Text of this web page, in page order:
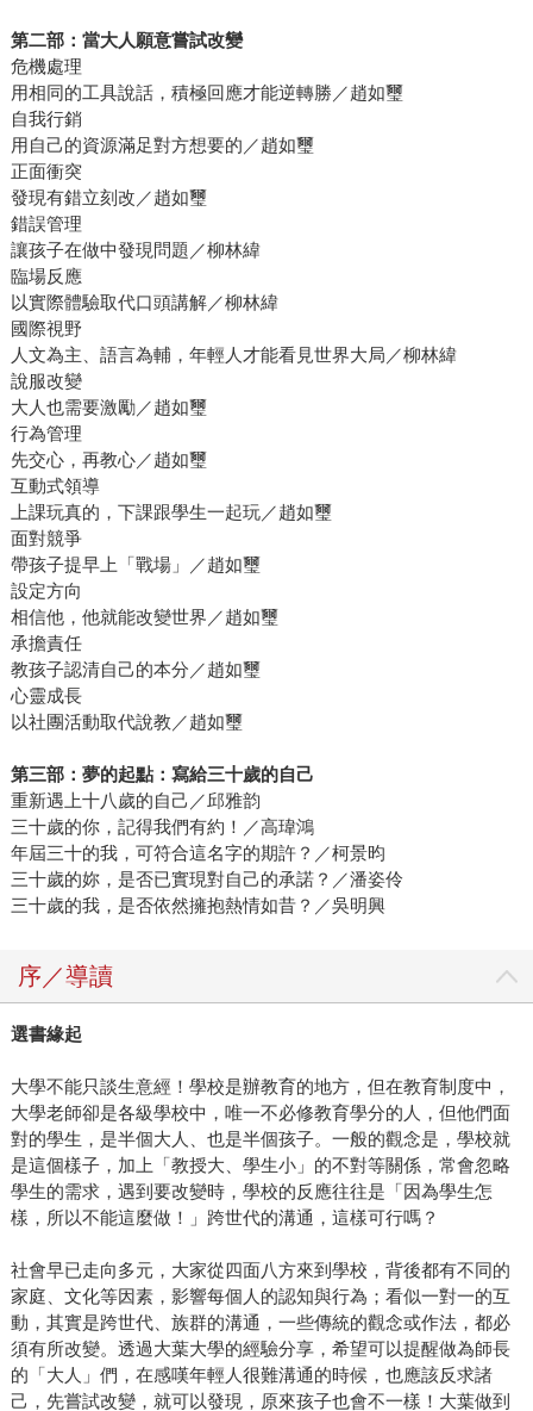
第二部：當大人願意嘗試改變
危機處理
用相同的工具說話，積極回應才能逆轉勝／趙如璽
自我行銷
用自己的資源滿足對方想要的／趙如璽
正面衝突
發現有錯立刻改／趙如璽
錯誤管理
讓孩子在做中發現問題／柳林緯
臨場反應
以實際體驗取代口頭講解／柳林緯
國際視野
人文為主、語言為輔，年輕人才能看見世界大局／柳林緯
說服改變
大人也需要激勵／趙如璽
行為管理
先交心，再教心／趙如璽
互動式領導
上課玩真的，下課跟學生一起玩／趙如璽
面對競爭
帶孩子提早上「戰場」／趙如璽
設定方向
相信他，他就能改變世界／趙如璽
承擔責任
教孩子認清自己的本分／趙如璽
心靈成長
以社團活動取代說教／趙如璽
第三部：夢的起點：寫給三十歲的自己
重新遇上十八歲的自己／邱雅韵
三十歲的你，記得我們有約！／高瑋鴻
年屆三十的我，可符合這名字的期許？／柯景昀
三十歲的妳，是否已實現對自己的承諾？／潘姿伶
三十歲的我，是否依然擁抱熱情如昔？／吳明興
序／導讀
選書緣起
大學不能只談生意經！學校是辦教育的地方，但在教育制度中，
大學老師卻是各級學校中，唯一不必修教育學分的人，但他們面
對的學生，是半個大人、也是半個孩子。一般的觀念是，學校就
是這個樣子，加上「教授大、學生小」的不對等關係，常會忽略
學生的需求，遇到要改變時，學校的反應往往是「因為學生怎
樣，所以不能這麼做！」跨世代的溝通，這樣可行嗎？
社會早已走向多元，大家從四面八方來到學校，背後都有不同的
家庭、文化等因素，影響每個人的認知與行為；看似一對一的互
動，其實是跨世代、族群的溝通，一些傳統的觀念或作法，都必
須有所改變。透過大葉大學的經驗分享，希望可以提醒做為師長
的「大人」們，在感嘆年輕人很難溝通的時候，也應該反求諸
己，先嘗試改變，就可以發現，原來孩子也會不一樣！大葉做到